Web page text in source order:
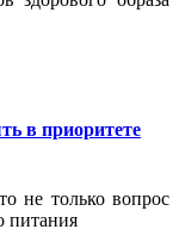
в приоритете
не только вопрос
питания